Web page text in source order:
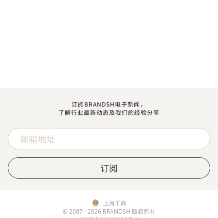
订阅BRANDSH电子新闻，
了解行业最新动态及我们的经验分享
订阅
上海⼯商
© 2007 - 2026 BRANDSH 版权所有